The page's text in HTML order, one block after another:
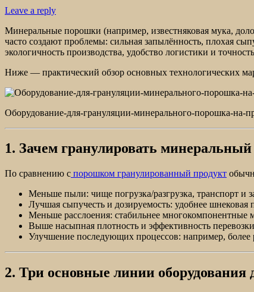
Leave a reply
Минеральные порошки (например, известняковая мука,
часто создают проблемы: сильная запылённость, плохая
экологичность производства, удобство логистики и
Ниже — практический обзор основных технологических
Оборудование-для-грануляции-минерального-порошка-на-
1. Зачем гранулировать
По сравнению с порошком гранулированный продукт
Меньше пыли: чище погрузка/разгрузка, транспорт и
Лучшая сыпучесть и дозируемость: удобнее шнековая
Меньше расслоения: стабильнее многокомпонентные
Выше насыпная плотность и эффективность
Улучшение последующих процессов: например, более
2. Три основные линии оборудования